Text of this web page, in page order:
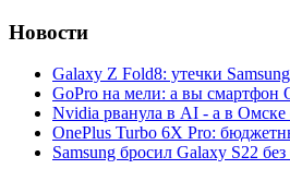
Новости
Galaxy Z Fold8: утечки
GoPro на мели: а вы смартфон
Nvidia рванула в AI - а в
OnePlus Turbo 6X Pro:
Samsung бросил Galaxy S22